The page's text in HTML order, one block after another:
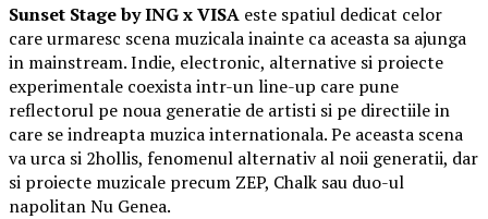
Sunset Stage by ING x VISA este spatiul dedicat celor
care urmaresc scena muzicala inainte ca aceasta sa ajunga
in mainstream. Indie, electronic, alternative si proiecte
experimentale coexista intr-un line-up care pune
reflectorul pe noua generatie de artisti si pe directiile in
care se indreapta muzica internationala. Pe aceasta scena
va urca si 2hollis, fenomenul alternativ al noii generatii, dar
si proiecte muzicale precum ZEP, Chalk sau duo-ul
napolitan Nu Genea.